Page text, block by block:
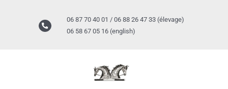
06 87 70 40 01 / 06 88 26 47 33 (élevage)
06 58 67 05 16 (english)